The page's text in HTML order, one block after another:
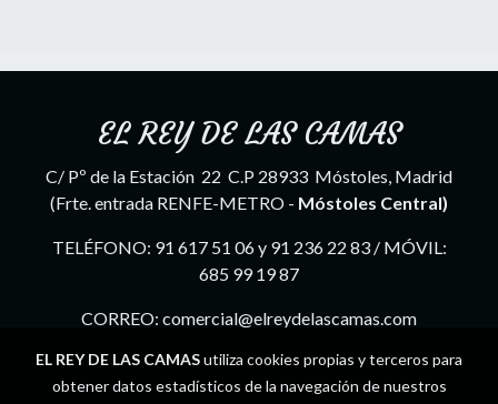
EL REY DE LAS CAMAS
C/ Pº de la Estación 22 C.P 28933 Móstoles, Madrid
(Frte. entrada RENFE-METRO - Móstoles Central)
TELÉFONO: 91 617 51 06 y 91 236 22 83 / MÓVIL:
685 99 19 87
CORREO: comercial@elreydelascamas.com
EL REY DE LAS CAMASutiliza cookies propias y terceros para
obtener datos estadísticos de la navegación de nuestros